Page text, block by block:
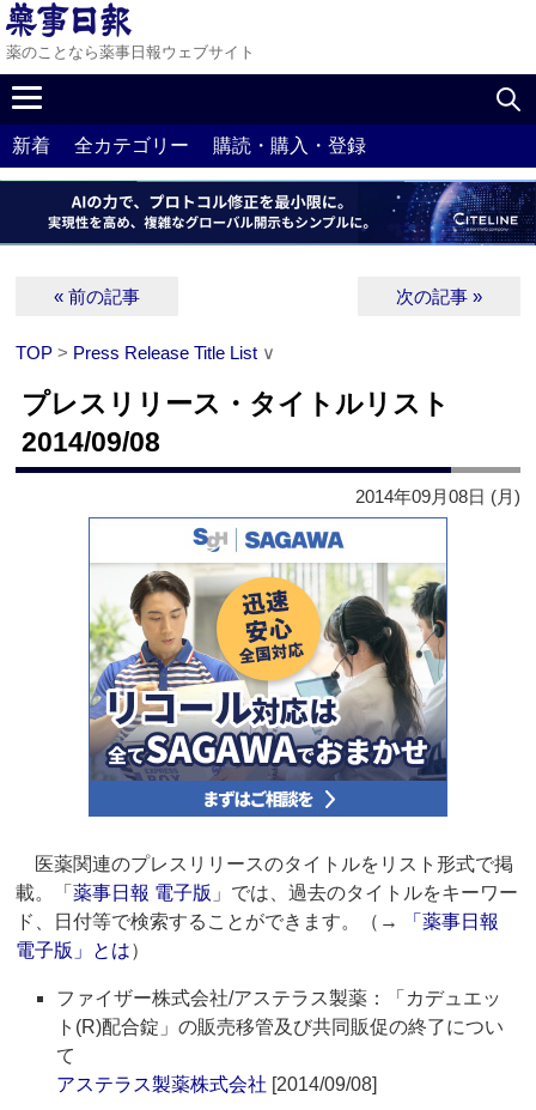
薬のことなら薬事日報ウェブサイト
新着 全カテゴリー 購読・購入・登録
« 前の記事 次の記事 »
TOP > Press Release Title List ∨
プレスリリース・タイトルリスト
2014/09/08
2014年09月08日 (月)
医薬関連のプレスリリースのタイトルをリスト形式で掲
載。「薬事日報 電子版 」では、過去のタイトルをキーワー
ド、日付等で検索することができます。（→
「薬事日報
電子版」とは）
ファイザー株式会社/アステラス製薬：「カデュエッ
ト(R)配合錠」の販売移管及び共同販促の終了につい
て
アステラス製薬株式会社 [2014/09/08]